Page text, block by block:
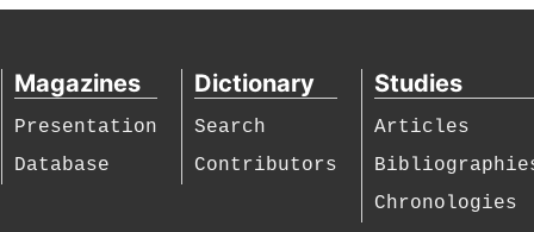
Magazines
Presentation
Database
Dictionary
Search
Contributors
Studies
Articles
Chronologies